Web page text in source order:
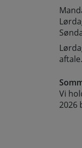
aftale.
Vi
2026